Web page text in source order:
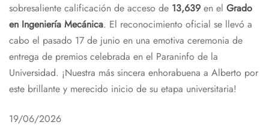
sobresaliente calificación de acceso de 13,639 en el Grado
en Ingeniería Mecánica. El reconocimiento oficial se llevó a
cabo el pasado 17 de junio en una emotiva ceremonia de
entrega de premios celebrada en el Paraninfo de la
Universidad. ¡Nuestra más sincera enhorabuena a Alberto por
este brillante y merecido inicio de su etapa universitaria!
19/06/2026